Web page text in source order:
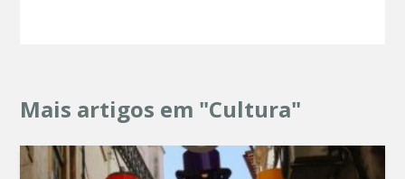
Mais artigos em "Cultura"